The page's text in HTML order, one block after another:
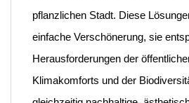
pflanzlichen Stadt. Diese
einfache Verschönerung, sie
Herausforderungen der
Klimakomforts und der